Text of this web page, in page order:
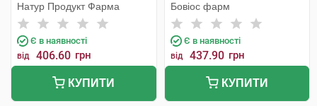
Натур Продукт Фарма
Є в наявності
від 406.60 грн
КУПИТИ
Бовіос фарм
Є в наявності
від 437.90 грн
КУПИТИ